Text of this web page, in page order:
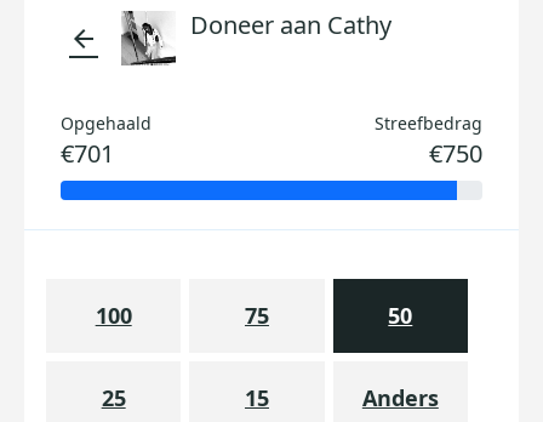
arrow_back Doneer aan Cathy
Opgehaald
€701
Streefbedrag
€750
100 75 50
25 15 Anders